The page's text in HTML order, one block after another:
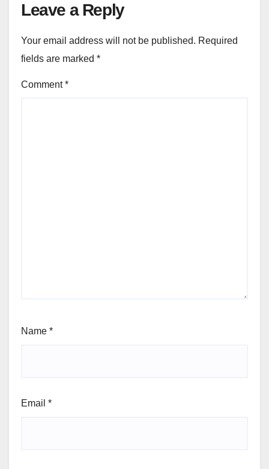
Leave a Reply
Your email address will not be published. Required
fields are marked *
Comment*
Name *
Email *